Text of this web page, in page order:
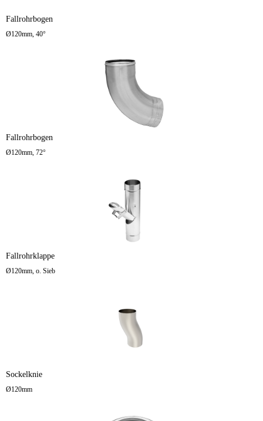
Fallrohrbogen
Ø120mm, 40°
Fallrohrbogen
Ø120mm, 72°
Fallrohrklappe
Ø120mm, o. Sieb
Sockelknie
Ø120mm